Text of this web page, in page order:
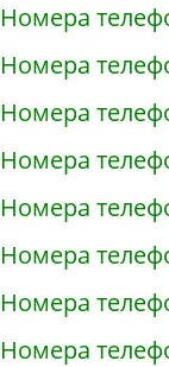
Номера
Номера
Номера
Номера
Номера
Номера
Номера
Номера